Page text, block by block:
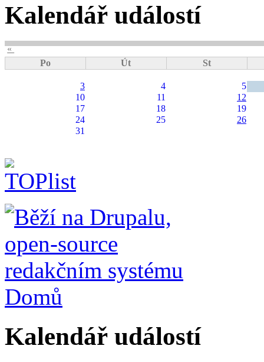
Kalendář událostí
«
Po
Út St
3 4
5
10
11
12
17
18
19
24
25
26
31
Domů
Kalendář událostí